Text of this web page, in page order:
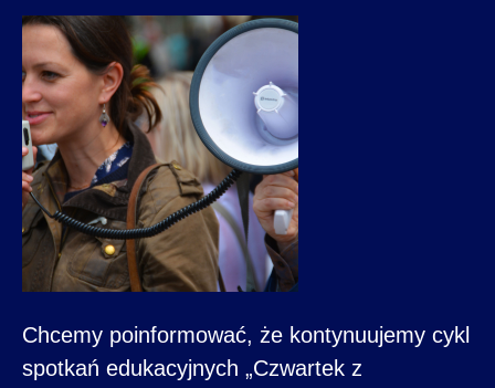
Chcemy poinformować, że kontynuujemy cykl
spotkań edukacyjnych „Czwartek z